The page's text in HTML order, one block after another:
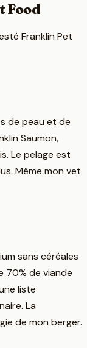
Food
Franklin Pet
de peau et de
Saumon,
Le pelage est
Même mon vet
sans céréales
70% de viande
liste
La
de mon berger.